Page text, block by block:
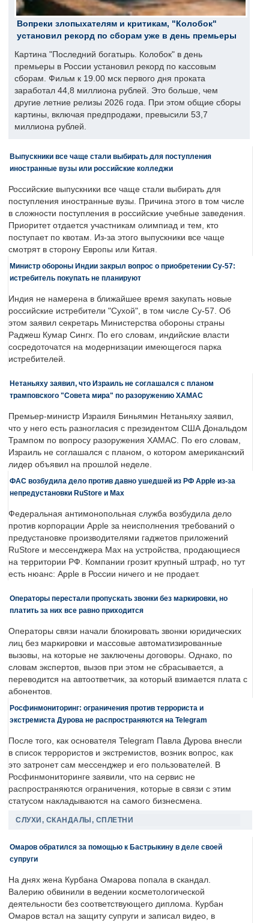
Вопреки злопыхателям и критикам, "Колобок"
установил рекорд по сборам уже в день премьеры
Картина "Последний богатырь. Колобок" в день
премьеры в России установил рекорд по кассовым
сборам. Фильм к 19.00 мск первого дня проката
заработал 44,8 миллиона рублей. Это больше, чем
другие летние релизы 2026 года. При этом общие сборы
картины, включая предпродажи, превысили 53,7
миллиона рублей.
Выпускники все чаще стали выбирать для поступления
иностранные вузы или российские колледжи
Российские выпускники все чаще стали выбирать для
поступления иностранные вузы. Причина этого в том числе
в сложности поступления в российские учебные заведения.
Приоритет отдается участникам олимпиад и тем, кто
поступает по квотам. Из-за этого выпускники все чаще
смотрят в сторону Европы или Китая.
Министр обороны Индии закрыл вопрос о приобретении Су-57:
истребитель покупать не планируют
Индия не намерена в ближайшее время закупать новые
российские истребители "Сухой", в том числе Су-57. Об
этом заявил секретарь Министерства обороны страны
Раджеш Кумар Сингх. По его словам, индийские власти
сосредоточатся на модернизации имеющегося парка
истребителей.
Нетаньяху заявил, что Израиль не соглашался с планом
трамповского "Совета мира" по разоружению ХАМАС
Премьер-министр Израиля Биньямин Нетаньяху заявил,
что у него есть разногласия с президентом США Дональдом
Трампом по вопросу разоружения ХАМАС. По его словам,
Израиль не соглашался с планом, о котором американский
лидер объявил на прошлой неделе.
ФАС возбудила дело против давно ушедшей из РФ Apple из-за
непредустановки RuStore и Max
Федеральная антимонопольная служба возбудила дело
против корпорации Apple за неисполнения требований о
предустановке производителями гаджетов приложений
RuStore и мессенджера Max на устройства, продающиеся
на территории РФ. Компании грозит крупный штраф, но тут
есть нюанс: Apple в России ничего и не продает.
Операторы перестали пропускать звонки без маркировки, но
платить за них все равно приходится
Операторы связи начали блокировать звонки юридических
лиц без маркировки и массовые автоматизированные
вызовы, на которые не заключены договоры. Однако, по
словам экспертов, вызов при этом не сбрасывается, а
переводится на автоответчик, за который взимается плата с
абонентов.
Росфинмониторинг: ограничения против террориста и
экстремиста Дурова не распространяются на Telegram
После того, как основателя Telegram Павла Дурова внесли
в список террористов и экстремистов, возник вопрос, как
это затронет сам мессенджер и его пользователей. В
Росфинмониторинге заявили, что на сервис не
распространяются ограничения, которые в связи с этим
статусом накладываются на самого бизнесмена.
СЛУХИ, СКАНДАЛЫ, СПЛЕТНИ
Омаров обратился за помощью к Бастрыкину в деле своей
супруги
На днях жена Курбана Омарова попала в скандал.
Валерию обвинили в ведении косметологической
деятельности без соответствующего диплома. Курбан
Омаров встал на защиту супруги и записал видео, в